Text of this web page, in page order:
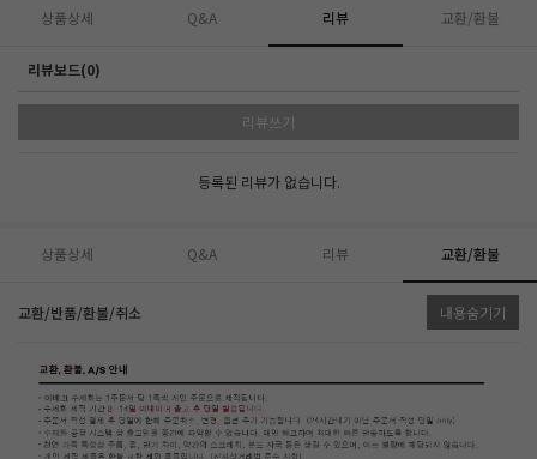
상품상세 Q&A 리뷰 교환/환불
리뷰보드(0)
리뷰쓰기
등록된 리뷰가 없습니다.
상품상세 Q&A 리뷰 교환/환불
교환/반품/환불/취소 내용숨기기